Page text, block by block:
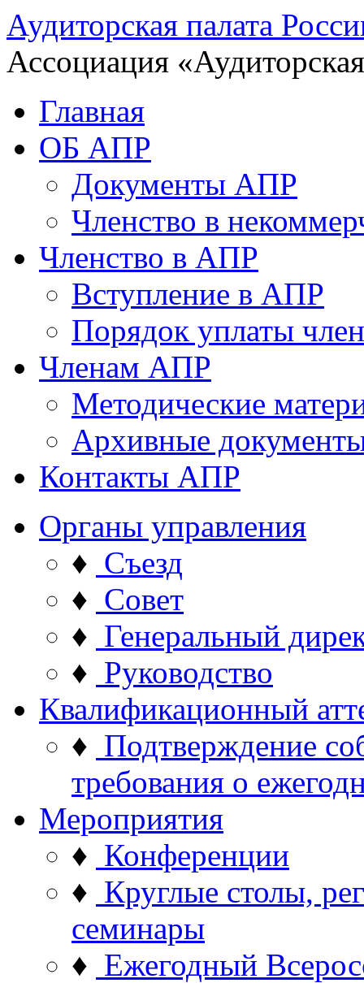
Аудиторская палата
Ассоциация
Главная
ОБ АПР
Документы АПР
Членство в
Членство в АПР
Вступление в АПР
Порядок уплаты
Членам АПР
Методические
Архивные
Контакты АПР
Органы управления
♦ Съезд
♦ Совет
♦ Генеральный
♦ Руководство
Квалификационный
♦ Подтверждение
требования о
Мероприятия
♦ Конференции
♦ Круглые столы,
семинары
♦ Ежегодный